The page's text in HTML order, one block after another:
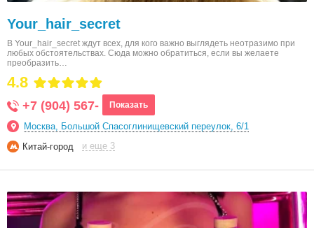
Your_hair_secret
В Your_hair_secret ждут всех, для кого важно выглядеть неотразимо при
любых обстоятельствах. Сюда можно обратиться, если вы желаете
преобразить…
4.8
+7 (904) 567- Показать
Москва, Большой Спасоглинищевский переулок, 6/1
Китай-город
и еще 3